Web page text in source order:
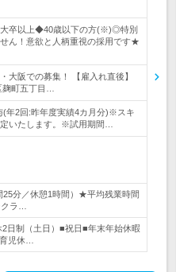
大卒以上◆40歳以下の方(※)◎特別
ん！意欲と人柄重視の採用です★
大阪での募集！ 【雇入れ直後】
麹町五丁目…
(年2回:昨年度実績4カ月分)※スキ
いたします。※試用期間…
25分／休憩1時間）★平均残業時間
ラ…
制（土日）■祝日■年末年始休暇
児休…